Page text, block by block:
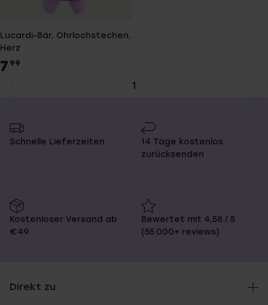
Lucardi-Bär, Ohrlochstechen,
Herz
7 99
1
Schnelle Lieferzeiten
14 Tage kostenlos
zurücksenden
Kostenloser Versand ab
€49
Bewertet mit 4,58 / 5
(55.000+ reviews)
Direkt zu